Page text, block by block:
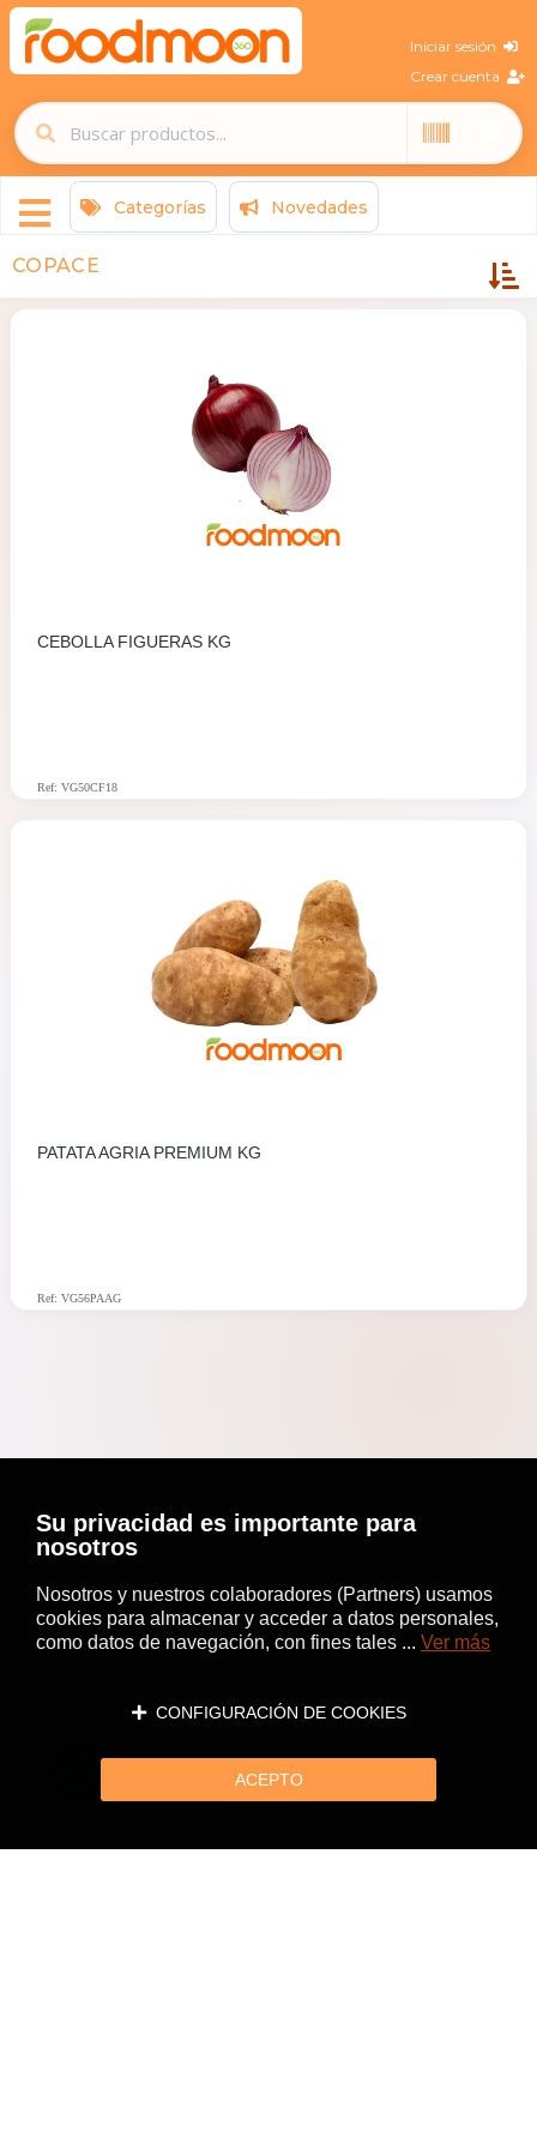
Iniciar sesión
Crear cuenta
Categorías Novedades
COPACE
CEBOLLA FIGUERAS KG
Ref: VG50CF18
PATATA AGRIA PREMIUM KG
Ref: VG56PAAG
Su privacidad es importante para
nosotros
Nosotros y nuestros colaboradores (Partners) usamos
cookies para almacenar y acceder a datos personales,
como datos de navegación, con fines tales ... Ver más
CONFIGURACIÓN DE COOKIES
ACEPTO